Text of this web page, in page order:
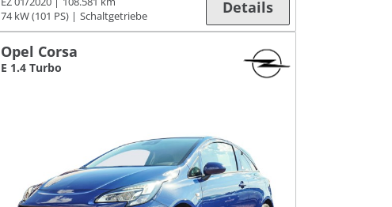
74 kW (101 PS)
Schaltgetriebe Details
Opel Corsa
E 1.4 Turbo